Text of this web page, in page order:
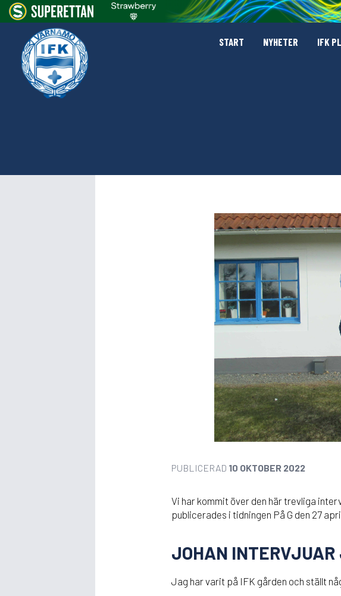
START NYHETER IFK
PUBLICERAD 10 OKTOBER 2022
Vi har kommit över den här trevliga
publicerades i tidningen På G den 27
JOHAN
Jag har varit på IFK gården och ställt